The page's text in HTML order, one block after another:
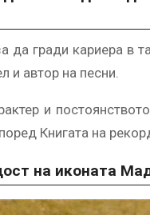
гради кариера в
и автор на песни.
и
Книгата на
на иконата